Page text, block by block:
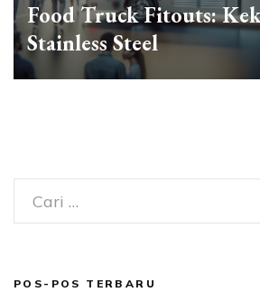
Food Truck Fitouts:
Stainless Steel
Cari
untuk:
POS-POS TERBARU